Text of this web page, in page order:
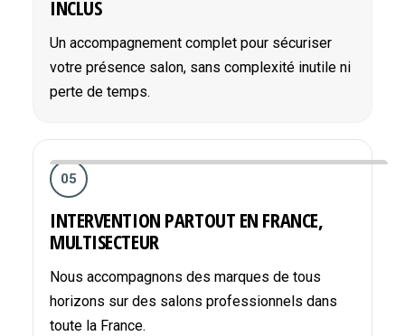
INCLUS
Un accompagnement complet pour sécuriser
votre présence salon, sans complexité inutile ni
perte de temps.
05
INTERVENTION PARTOUT EN FRANCE,
MULTISECTEUR
Nous accompagnons des marques de tous
horizons sur des salons professionnels dans
toute la France.